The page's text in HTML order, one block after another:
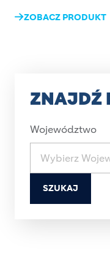
ZOBACZ PRODUKT
ZNAJDŹ
Województwo
SZUKAJ